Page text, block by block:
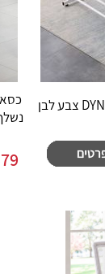
עמדת מחשב פינתית דגם DYNAMIC צבע לבן